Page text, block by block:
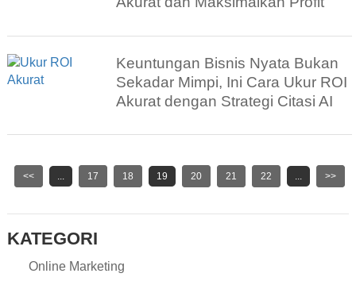
Keuntungan Bisnis Nyata Bukan
Sekadar Mimpi, Ini Cara Ukur ROI
Akurat dengan Strategi Citasi AI
<< ... 17 18 19 20 21 22 ... >>
KATEGORI
Online Marketing